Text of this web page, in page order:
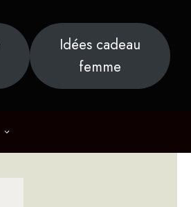
Idées cadeau
femme